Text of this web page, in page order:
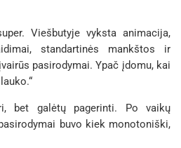
Viešbutyje vyksta animacija,
standartinės mankštos ir
pasirodymai. Ypač įdomu, kai
bet galėtų pagerinti. Po vaikų
buvo kiek monotoniški,